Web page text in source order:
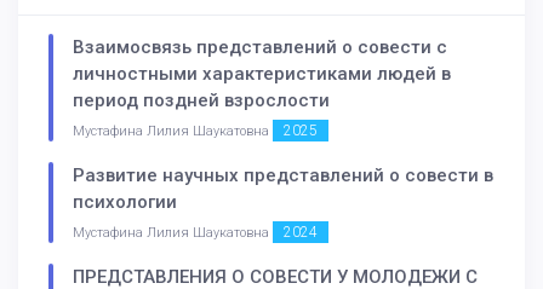
Взаимосвязь представлений о совести с
личностными характеристиками людей в
период поздней взрослости
Мустафина Лилия Шаукатовна 2025
Развитие научных представлений о совести в
психологии
Мустафина Лилия Шаукатовна 2024
ПРЕДСТАВЛЕНИЯ О СОВЕСТИ У МОЛОДЕЖИ С